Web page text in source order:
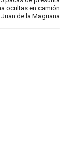
ocultas en camión
Juan de la Maguana